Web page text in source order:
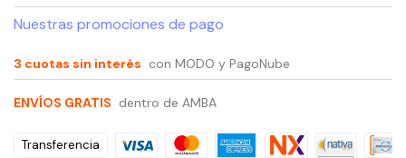
Nuestras promociones de pago
3 cuotas sin interés con MODO y PagoNube
ENVÍOS GRATIS dentro de AMBA
Transferencia